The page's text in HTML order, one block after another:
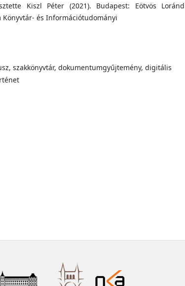
Kiszl Péter (2021). Budapest: Eötvös Loránd
Könyvtár- és Információtudományi
szakkönyvtár, dokumentumgyűjtemény, digitális